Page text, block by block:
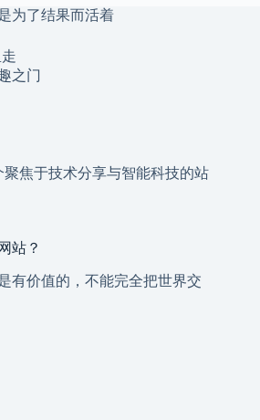
为了结果而活着
之门
聚焦于技术分享与智能科技的站
站？
有价值的，不能完全把世界交